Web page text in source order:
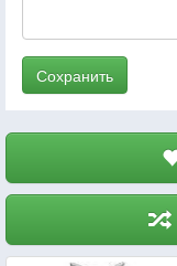
Сохранить